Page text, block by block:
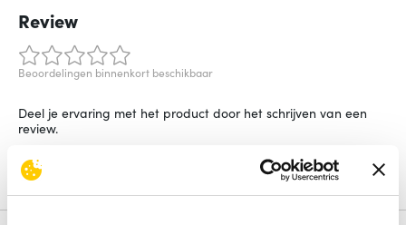
Review
Beoordelingen binnenkort beschikbaar
Deel je ervaring met het product door het schrijven van een
review.
Schrijf een review